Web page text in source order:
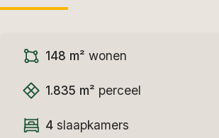
148 m² wonen
1.835 m² perceel
4 slaapkamers